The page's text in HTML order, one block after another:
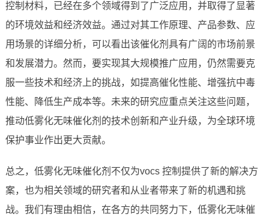
控制材料，已经在多个领域得到了广泛应用，并取得了显著
的环境效益和经济效益。通过对其工作原理、产品参数、应
用场景的详细分析，可以看出该催化剂具有广阔的市场前景
和发展潜力。然而，要实现其大规模推广应用，仍然需要克
服一些技术和经济上的挑战，如提高催化性能、增强抗中毒
性能、降低生产成本等。未来的研究应重点关注这些问题，
推动低雾化无味催化剂的技术创新和产业升级，为全球环境
保护事业作出更大贡献。
总之，低雾化无味催化剂不仅为vocs 控制提供了新的解决方
案，也为相关领域的研究者和从业者带来了新的机遇和挑
战。我们有理由相信，在各方的共同努力下，低雾化无味催